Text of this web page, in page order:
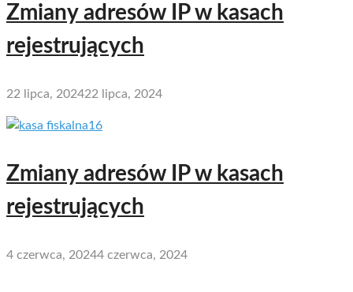
Zmiany adresów IP w kasach
rejestrujących
22 lipca, 202422 lipca, 2024
Zmiany adresów IP w kasach
rejestrujących
4 czerwca, 20244 czerwca, 2024